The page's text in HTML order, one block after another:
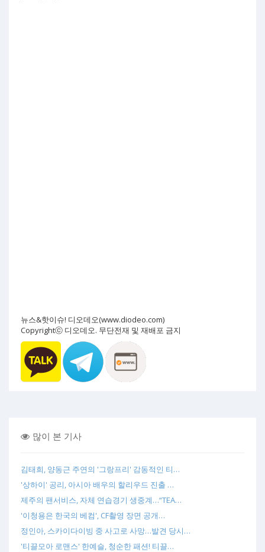
뉴스&핫이슈! 디오데오(www.diodeo.com)
Copyrightⓒ 디오데오. 무단전재 및 재배포 금지
많이 본 기사
김태희, 양동근 주연의 '그랑프리' 감동적인 티…
'상하이' 공리, 아시아 배우의 할리우드 진출 …
제주의 팬서비스, 자체 연습경기 생중계…“TEA…
'이청용은 한국의 베컴', CF촬영 장면 공개…
정인아, 스카이다이빙 중 사고로 사망…발견 당시…
'티끌모아 로맨스' 한예슬, 청순한 패션! 티끌…